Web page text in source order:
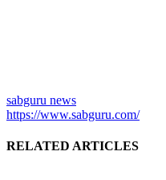
sabguru news
https://www.sabguru.com/
RELATED ARTICLES